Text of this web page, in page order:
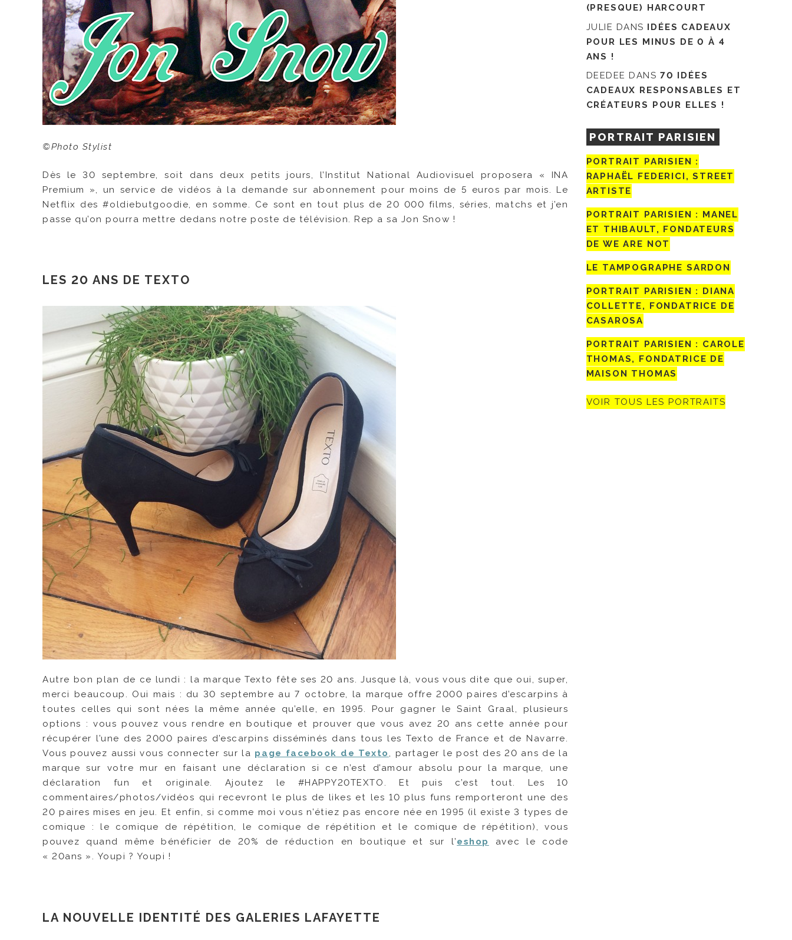
©Photo Stylist
Dès le 30 septembre, soit dans deux petits jours, l’Institut National Audiovisuel proposera « INA
Premium », un service de vidéos à la demande sur abonnement pour moins de 5 euros par mois. Le
Netflix des #oldiebutgoodie, en somme. Ce sont en tout plus de 20 000 films, séries, matchs et j’en
passe qu’on pourra mettre dedans notre poste de télévision. Rep a sa Jon Snow !
LES 20 ANS DE TEXTO
Autre bon plan de ce lundi : la marque Texto fête ses 20 ans. Jusque là, vous vous dite que oui, super,
merci beaucoup. Oui mais : du 30 septembre au 7 octobre, la marque offre 2000 paires d’escarpins à
toutes celles qui sont nées la même année qu’elle, en 1995. Pour gagner le Saint Graal, plusieurs
options : vous pouvez vous rendre en boutique et prouver que vous avez 20 ans cette année pour
récupérer l’une des 2000 paires d’escarpins disséminés dans tous les Texto de France et de Navarre.
Vous pouvez aussi vous connecter sur la page facebook de Texto , partager le post des 20 ans de la
marque sur votre mur en faisant une déclaration si ce n’est d’amour absolu pour la marque, une
déclaration fun et originale. Ajoutez le #HAPPY20TEXTO. Et puis c’est tout. Les 10
commentaires/photos/vidéos qui recevront le plus de likes et les 10 plus funs remporteront une des
20 paires mises en jeu. Et enfin, si comme moi vous n’étiez pas encore née en 1995 (il existe 3 types de
comique : le comique de répétition, le comique de répétition et le comique de répétition), vous
pouvez quand même bénéficier de 20% de réduction en boutique et sur l’eshop
avec le code
« 20ans ». Youpi ? Youpi !
LA NOUVELLE IDENTITÉ DES GALERIES LAFAYETTE
(PRESQUE) HARCOURT
JULIE DANS IDÉES CADEAUX
POUR LES MINUS DE 0 À 4
ANS !
DEEDEE DANS 70 IDÉES
CADEAUX RESPONSABLES ET
CRÉATEURS POUR ELLES !
PORTRAIT PARISIEN
PORTRAIT PARISIEN :
RAPHAËL FEDERICI, STREET
ARTISTE
PORTRAIT PARISIEN : MANEL
ET THIBAULT, FONDATEURS
DE WE ARE NOT
LE TAMPOGRAPHE SARDON
PORTRAIT PARISIEN : DIANA
COLLETTE, FONDATRICE DE
CASAROSA
PORTRAIT PARISIEN : CAROLE
THOMAS, FONDATRICE DE
MAISON THOMAS
VOIR TOUS LES PORTRAITS